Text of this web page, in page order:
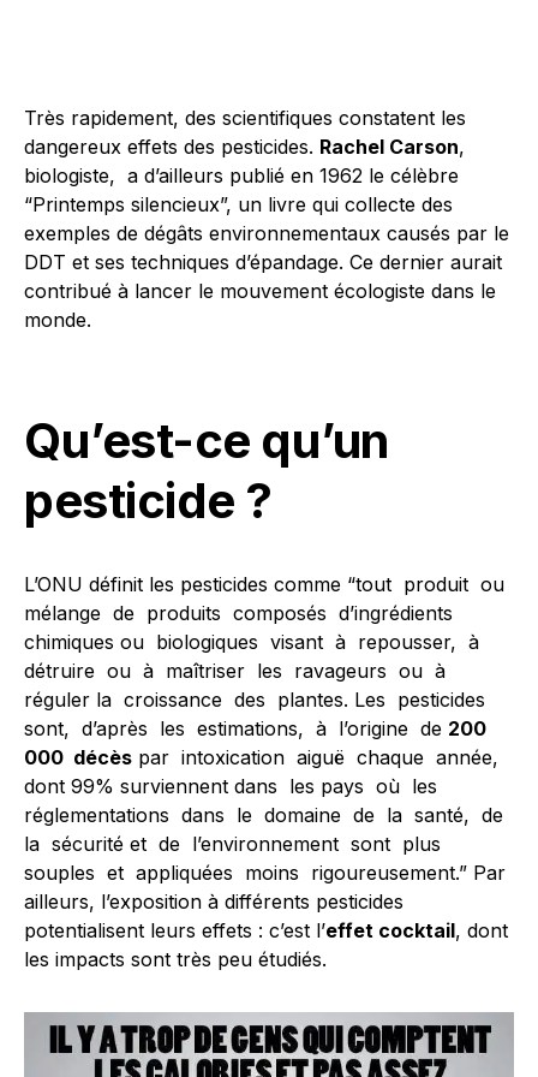
Très rapidement, des scientifiques constatent les
dangereux effets des pesticides. Rachel Carson,
biologiste, a d’ailleurs publié en 1962 le célèbre
“Printemps silencieux”, un livre qui collecte des
exemples de dégâts environnementaux causés par le
DDT et ses techniques d’épandage. Ce dernier aurait
contribué à lancer le mouvement écologiste dans le
monde.
Qu’est-ce qu’un
pesticide ?
L’ONU définit les pesticides comme “tout produit ou
mélange de produits composés d’ingrédients
chimiques ou biologiques visant à repousser, à
détruire ou à maîtriser les ravageurs ou à
réguler la croissance des plantes. Les pesticides
sont, d’après les estimations, à l’origine de 200
000 décès par intoxication aiguë chaque année,
dont 99% surviennent dans les pays où les
réglementations dans le domaine de la santé, de
la sécurité et de l’environnement sont plus
souples et appliquées moins rigoureusement.” Par
ailleurs, l’exposition à différents pesticides
potentialisent leurs effets : c’est l’effet cocktail, dont
les impacts sont très peu étudiés.